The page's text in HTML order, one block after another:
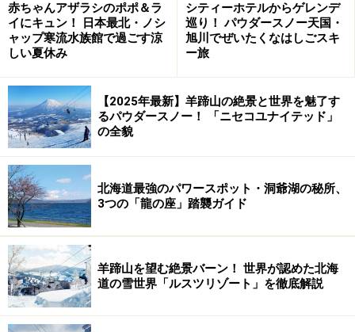
次のページへ
赤ちゃんアザラシのポポ＆ラ
イにキュン！ 日本最北・ノシ
ャップ寒流水族館で過ごす涼
しい夏休み
シティーホテルからゲレンデ
巡り！ パウダースノー天国・
旭川でぜいたくなはしごスキ
ー旅
【2025年最新】羊蹄山の絶景と世界を魅了す
るパウダースノー！ 「ニセコユナイテッド」
の全貌
北海道最強のパワースポット・洞爺湖の秘所、
3つの「龍の座」踏襲ガイド
羊蹄山を望む絶景バーン！ 世界が認めた北海
道の雪世界「ルスツリゾート」を徹底解説